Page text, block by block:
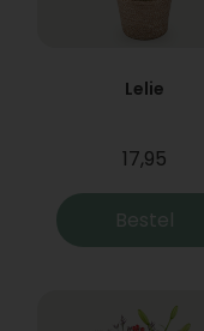
Lelie
17,95
Bestel